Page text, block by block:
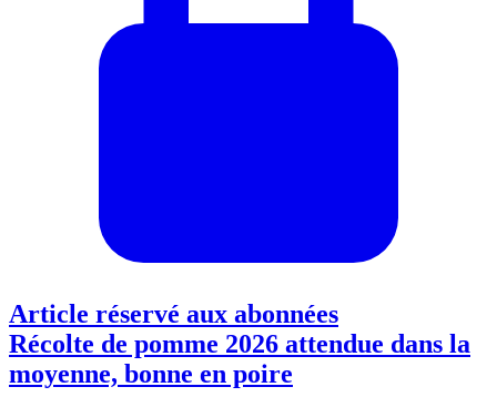
Article réservé aux abonnées
Récolte de pomme 2026 attendue dans la
moyenne, bonne en poire